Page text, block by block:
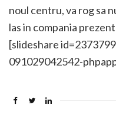
noul centru, va rog sa
las in compania
[slideshare
091029042542-